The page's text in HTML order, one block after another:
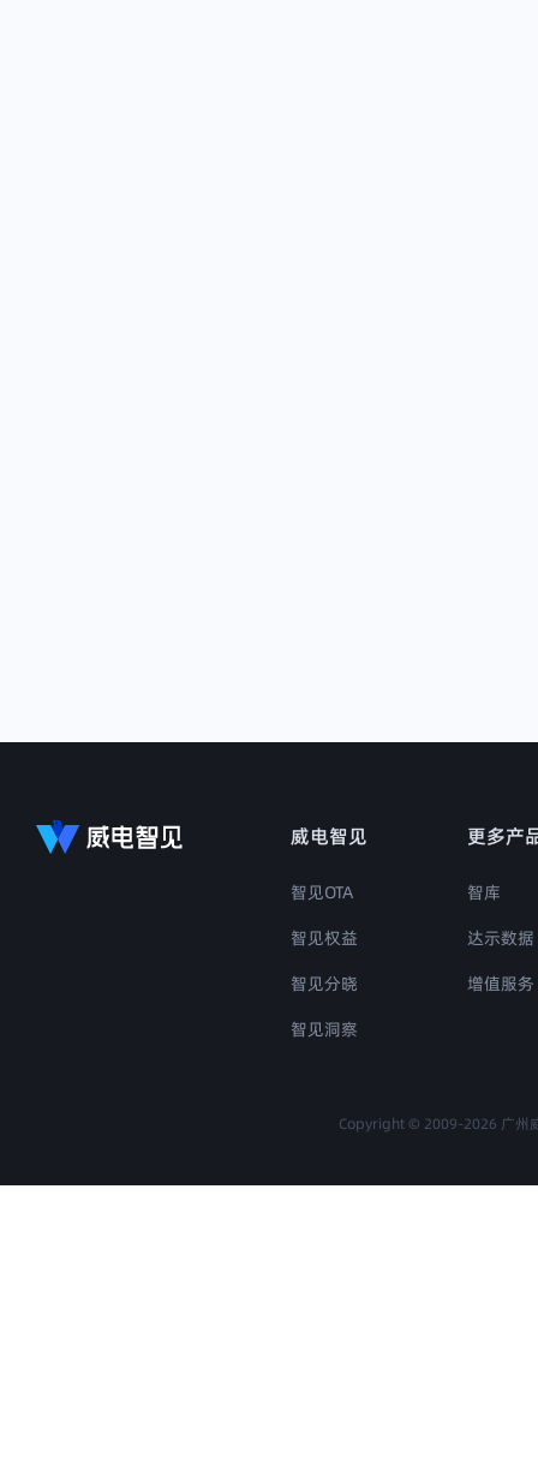
威电智见
智见OTA
智见权益
智见分晓
智见洞察
更多产
智库
达示数据
增值服务
Copyright © 2009-2026 广州